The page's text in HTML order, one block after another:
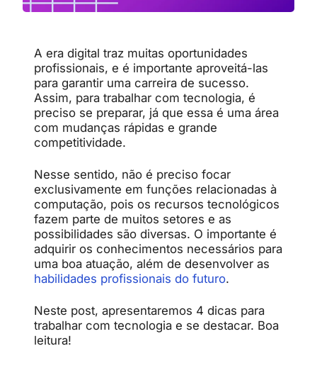
A era digital traz muitas oportunidades
profissionais, e é importante aproveitá-las
para garantir uma carreira de sucesso.
Assim, para trabalhar com tecnologia, é
preciso se preparar, já que essa é uma área
com mudanças rápidas e grande
competitividade.
Nesse sentido, não é preciso focar
exclusivamente em funções relacionadas à
computação, pois os recursos tecnológicos
fazem parte de muitos setores e as
possibilidades são diversas. O importante é
adquirir os conhecimentos necessários para
uma boa atuação, além de desenvolver as
habilidades profissionais do futuro.
Neste post, apresentaremos 4 dicas para
trabalhar com tecnologia e se destacar. Boa
leitura!